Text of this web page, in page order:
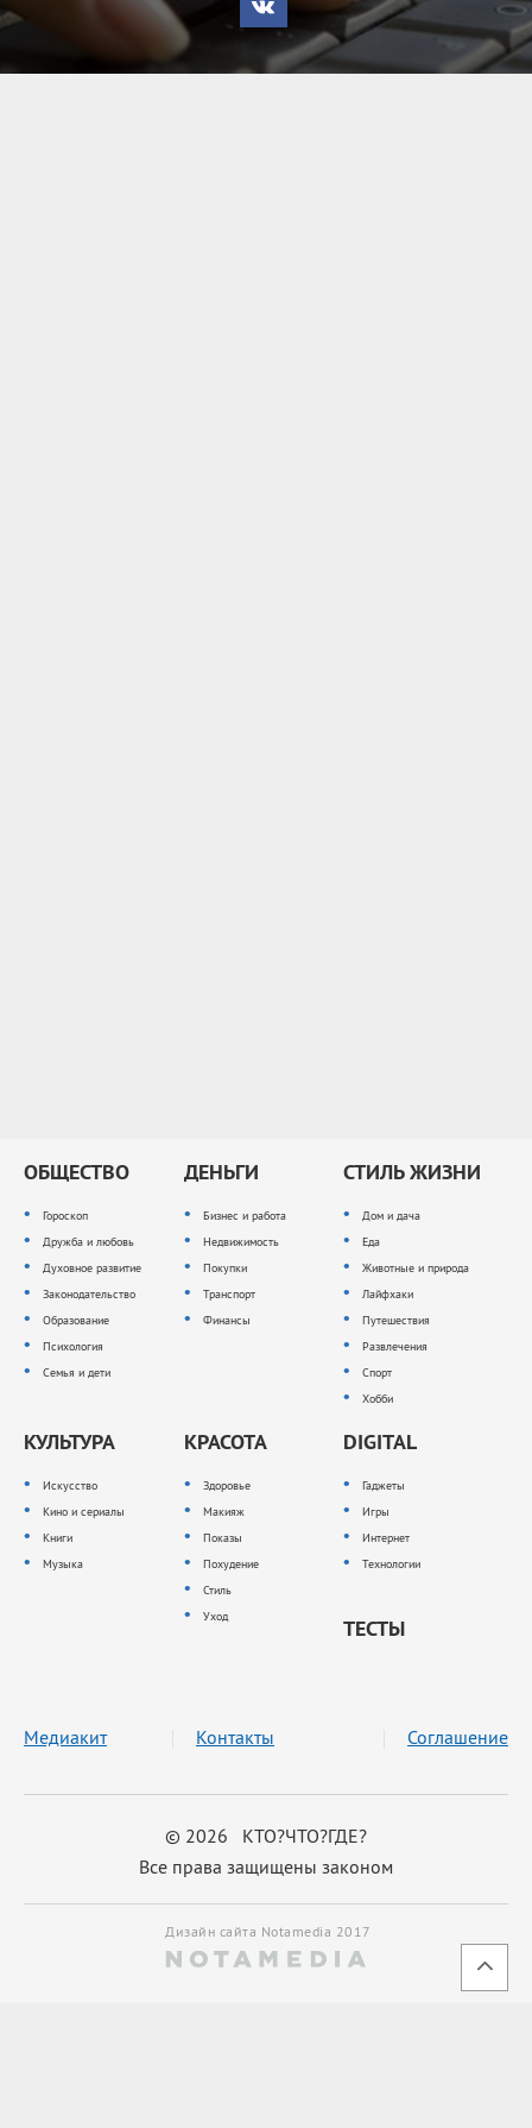
ОБЩЕСТВО
Гороскоп
Дружба и любовь
Духовное развитие
Законодательство
Образование
Психология
Семья и дети
ДЕНЬГИ
Бизнес и работа
Недвижимость
Покупки
Транспорт
Финансы
СТИЛЬ ЖИЗНИ
Дом и дача
Еда
Животные и природа
Лайфхаки
Путешествия
Развлечения
Спорт
Хобби
КУЛЬТУРА
Искусство
Кино и сериалы
Книги
Музыка
КРАСОТА
Здоровье
Макияж
Показы
Похудение
Стиль
Уход
DIGITAL
Гаджеты
Игры
Интернет
Технологии
ТЕСТЫ
© 2026 КТО?ЧТО?ГДЕ?
Все права защищены законом
Медиакит Контакты Соглашение
Дизайн сайта Notamedia 2017